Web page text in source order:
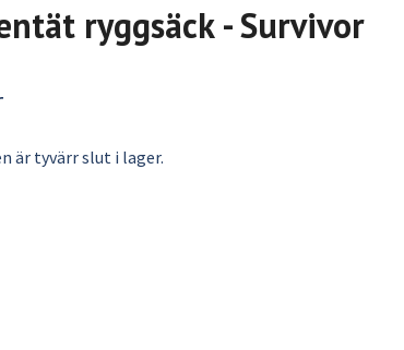
ryggsäck - Survivor
är tyvärr slut i lager.